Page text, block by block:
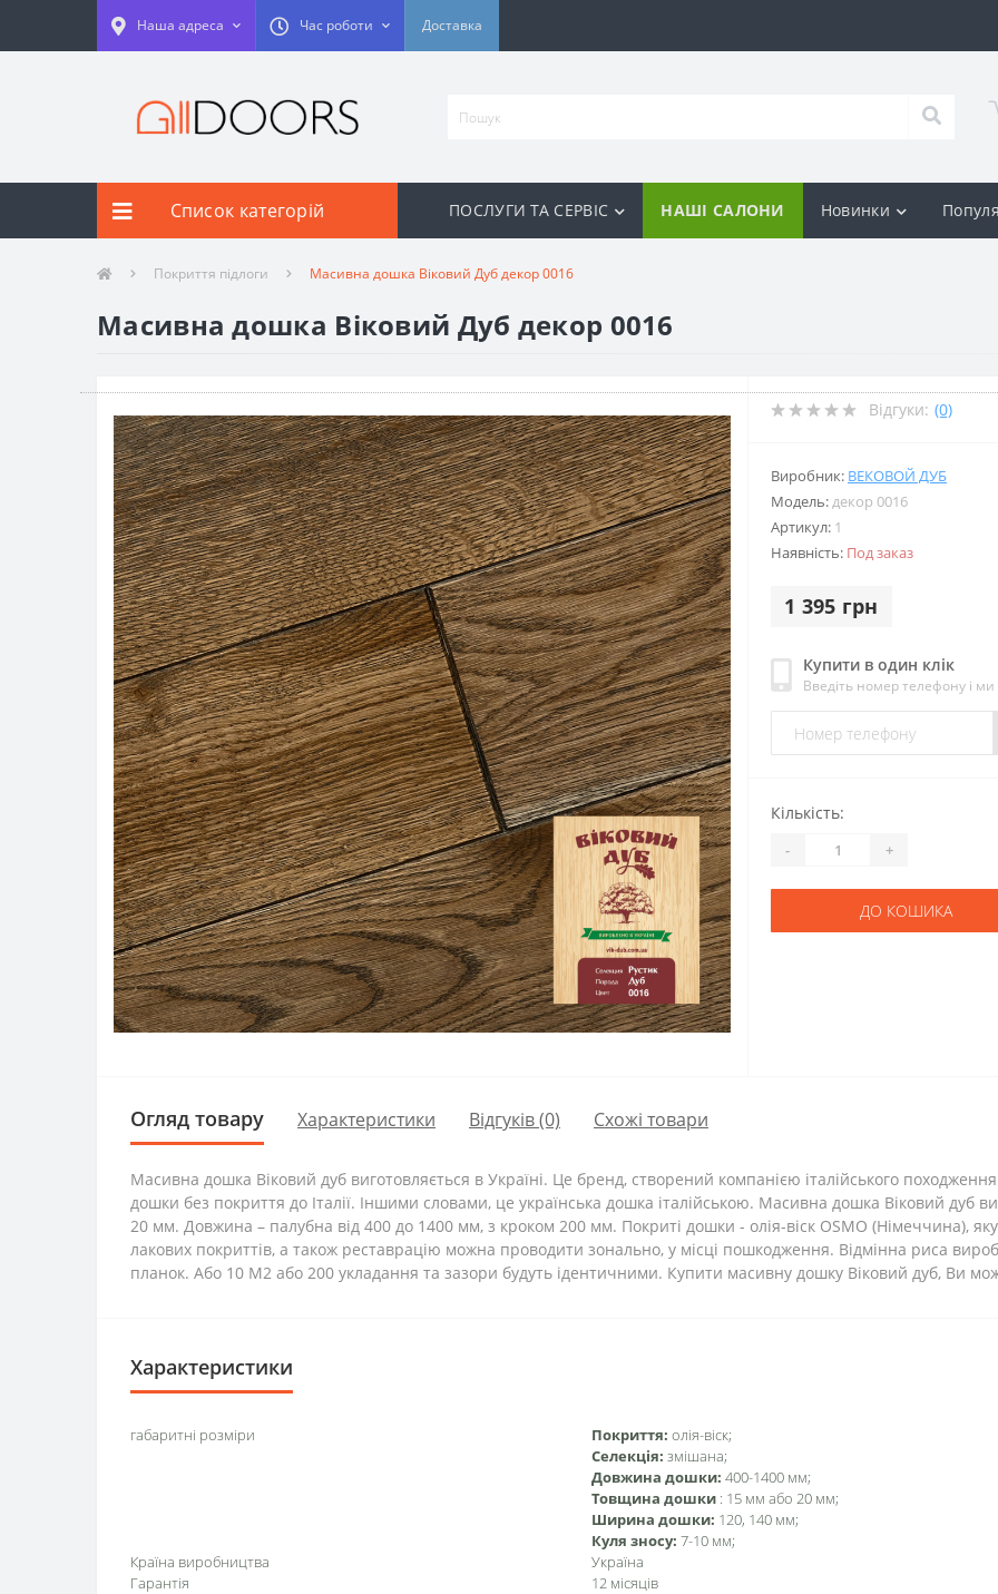
Наша адреса Час роботи Доставка
Список категорій ПОСЛУГИ ТА СЕРВІС НАШІ САЛОНИ Новинки
Покриття підлоги Масивна дошка Віковий Дуб декор 0016
Масивна дошка Віковий Дуб декор 0016
Відгуки: (0)
Виробник: ВЕКОВОЙ ДУБ
Модель:декор 0016
Артикул: 1
Наявність: Под заказ
1 395 грн
Купити в один клік
Введіть номер телефону і
Кількість:
- +
ДО КОШИКА
Огляд товару Характеристики Відгуків (0) Схожі товари
Масивна дошка Віковий дуб виготовляється в Україні. Це бренд, створений компанією італійського
дошки без покриття до Італії. Іншими словами, це українська дошка італійською. Масивна дошка Віковий дуб
20 мм. Довжина – палубна від 400 до 1400 мм, з кроком 200 мм. Покриті дошки - олія-віск OSMO (Німеччина),
лакових покриттів, а також реставрацію можна проводити зонально, у місці пошкодження. Відмінна риса
планок. Або 10 М2 або 200 укладання та зазори будуть ідентичними. Купити масивну дошку Віковий дуб, Ви
Характеристики
габаритні розміри Покриття: олія-віск;
Селекція: змішана;
Довжина дошки: 400-1400 мм;
Товщина дошки : 15 мм або 20 мм;
Ширина дошки: 120, 140 мм;
Куля зносу: 7-10 мм;
Країна виробництва
Україна
Гарантія
12 місяців